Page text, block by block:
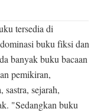
tersedia di
buku fiksi dan
banyak buku bacaan
pemikiran,
sastra, sejarah,
"Sedangkan buku